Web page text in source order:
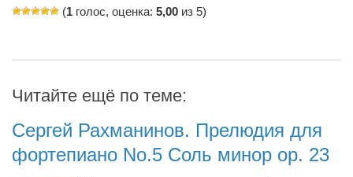
Музыканты
Звукорежиссёры
Alfom Studio
Guitarproduction Studio
(1 голос, оценка: 5,00 из 5)
Читайте ещё по теме:
Сергей Рахманинов. Прелюдия для
фортепиано No.5 Соль минор op. 23